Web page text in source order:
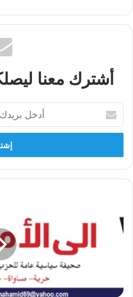
أشترك معنا
بريدك
الإلكتروني
العدد
202